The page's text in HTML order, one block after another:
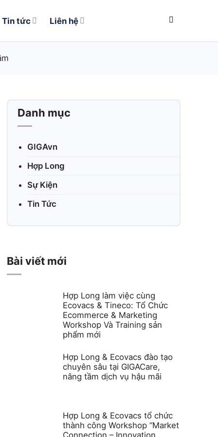
Tin tức Liên hệ
Danh mục
GIGAvn
Hợp Long
Sự Kiện
Tin Tức
Bài viết mới
Hợp Long làm việc cùng
Ecovacs & Tineco: Tổ Chức
Ecommerce & Marketing
Workshop Và Training sản
phẩm mới
Hợp Long & Ecovacs đào tạo
chuyên sâu tại GIGACare,
nâng tầm dịch vụ hậu mãi
Hợp Long & Ecovacs tổ chức
thành công Workshop “Market
Connection – Innovation